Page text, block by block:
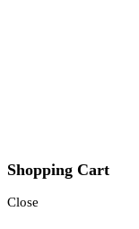
Shopping Cart
Close